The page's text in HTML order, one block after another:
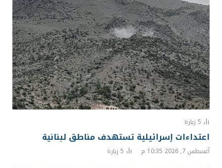
5 زيارة
اعتداءات إسرائيلية تستهدف مناطق لبنانية
أغسطس 7, 2026 10:35 م 5 زيارة